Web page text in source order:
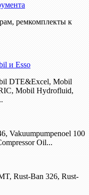
ремкомплекты к
и Esso
DTE&Excel, Mobil
Mobil Hydrofluid,
Vakuumpumpenoel 100
Oil...
Rust-Ban 326, Rust-